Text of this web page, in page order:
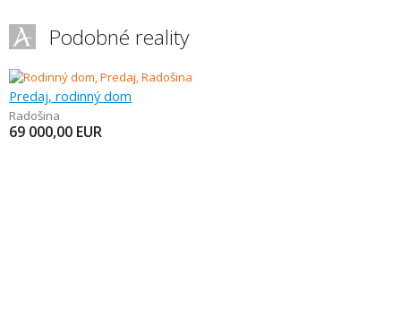
Podobné reality
Predaj, rodinný dom
Radošina
69 000,00 EUR